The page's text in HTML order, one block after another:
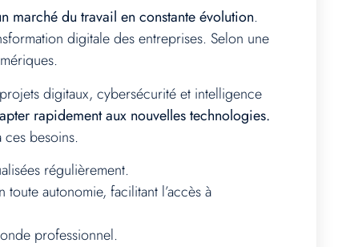
marché du travail en constante évolution.
digitale des entreprises. Selon une
digitaux, cybersécurité et intelligence
rapidement aux nouvelles technologies.
besoins.
régulièrement.
autonomie, facilitant l’accès à
professionnel.